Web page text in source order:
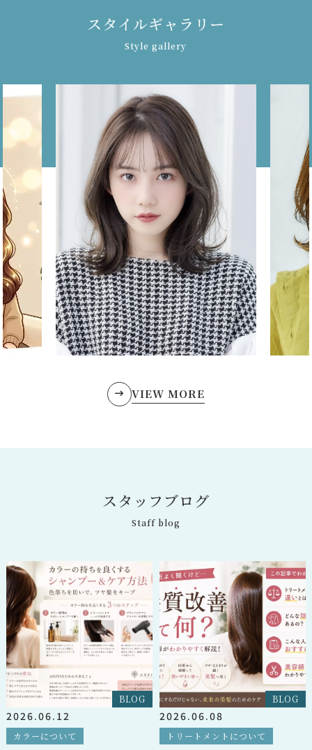
ス タ イ ルギ ャ ラ リ ー
Style gallery
VIEW MORE
ス タ ッ フ ブロ グ
Staff blog
BLOG
2026.06.12
カラーについて
BLOG
2026.06.08
トリートメントについて